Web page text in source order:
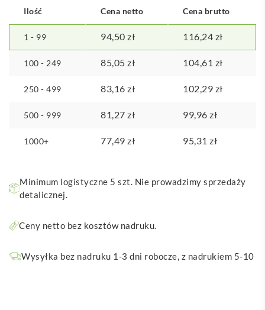
Benson
Ilość Cena netto Cena brutto
1 - 99 94,50 zł 116,24 zł
100 - 249 85,05 zł 104,61 zł
250 - 499 83,16 zł 102,29 zł
500 - 999 81,27 zł 99,96 zł
1000+ 77,49 zł 95,31 zł
Minimum logistyczne 5 szt. Nie prowadzimy sprzedaży
detalicznej.
Ceny netto bez kosztów nadruku.
Wysyłka bez nadruku 1-3 dni robocze, z nadrukiem 5-10